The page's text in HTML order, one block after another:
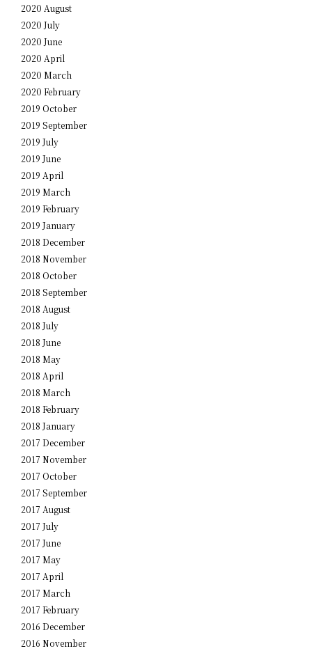
2020 August
2020 July
2020 June
2020 April
2020 March
2020 February
2019 October
2019 September
2019 July
2019 June
2019 April
2019 March
2019 February
2019 January
2018 December
2018 November
2018 October
2018 September
2018 August
2018 July
2018 June
2018 May
2018 April
2018 March
2018 February
2018 January
2017 December
2017 November
2017 October
2017 September
2017 August
2017 July
2017 June
2017 May
2017 April
2017 March
2017 February
2016 December
2016 November